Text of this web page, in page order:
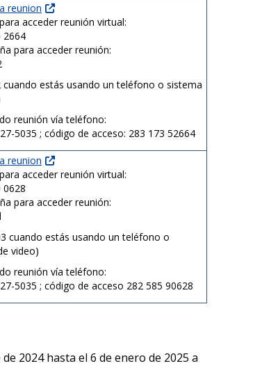
reunion
acceder reunión virtual:
2664
para acceder reunión:
cuando estás usando un teléfono o sistema
reunión vía teléfono:
5035 ; código de acceso: 283 173 52664
reunion
acceder reunión virtual:
0628
para acceder reunión:
cuando estás usando un teléfono o
video)
reunión vía teléfono:
5035 ; código de acceso 282 585 90628
2024 hasta el 6 de enero de 2025 a